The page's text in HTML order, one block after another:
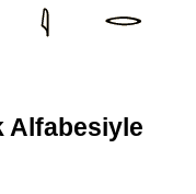
Alfabesiyle